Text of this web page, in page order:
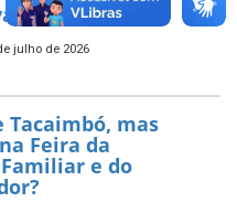
CIN já chegou!
julho de 2026
Tacaimbó, mas
Feira da
e do